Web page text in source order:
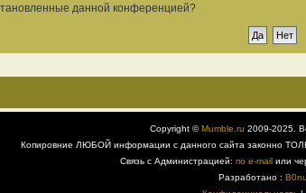
данной конференцией?
Copyright ©Mumble.ru 2009-2025.
Копировние ЛЮБОЙ информации с данного сайта законно
Связь с Администрацией: по e-mail или
Разработано :